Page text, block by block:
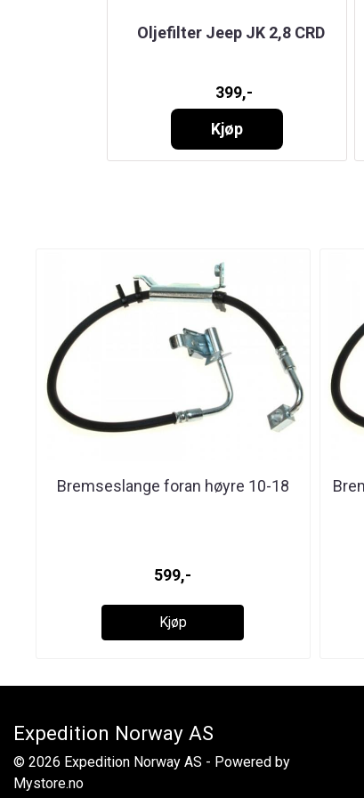
Oljefilter Jeep JK 2,8 CRD
399,-
Kjøp
Bremseslange foran høyre 10-18
599,-
Kjøp
Expedition Norway AS
© 2026 Expedition Norway AS - Powered by
Mystore.no